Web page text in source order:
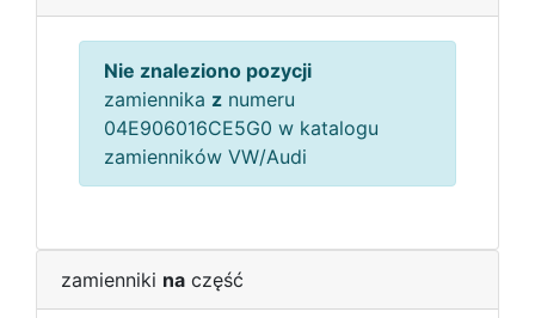
Nie znaleziono pozycji
zamiennika z numeru
04E906016CE5G0 w katalogu
zamienników VW/Audi
zamienniki na część